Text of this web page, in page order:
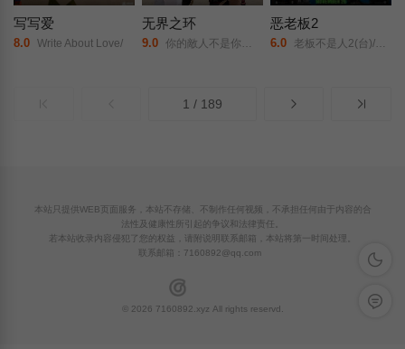
写写爱
8.0 Write About Love/
无界之环
9.0 你的敵人不是你的敵人(台)/
恶老板2
6.0 老板不是人2(台)/呢班波士仲抵死！(港)/
1 / 189
深色模
留言反
本站只提供WEB页面服务，本站不存储、不制作任何视频，不承担任何由于内容的合
法性及健康性所引起的争议和法律责任。
若本站收录内容侵犯了您的权益，请附说明联系邮箱，本站将第一时间处理。
联系邮箱： 7160892@qq.com
© 2026 7160892.xyz All rights reservd.